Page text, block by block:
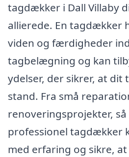
tagdækker i Dall Villaby
allierede. En tagdækker
viden og færdigheder
tagbelægning og kan
ydelser, der sikrer, at dit
stand. Fra små
renoveringsprojekter, så
professionel tagdækker
med erfaring og sikre,